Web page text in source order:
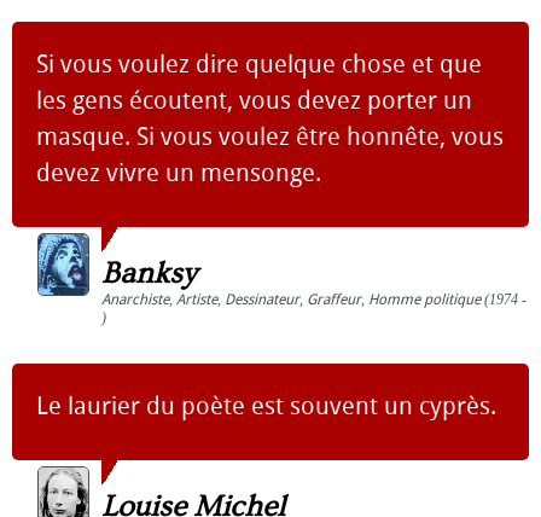
Si vous voulez dire quelque chose et que
les gens écoutent, vous devez porter un
masque. Si vous voulez être honnête, vous
devez vivre un mensonge.
Banksy
Anarchiste, Artiste, Dessinateur, Graffeur, Homme politique(1974 -
)
Le laurier du poète est souvent un cyprès.
Louise Michel